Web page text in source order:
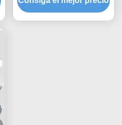
absorción de líquidos y